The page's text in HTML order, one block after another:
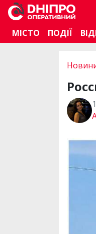
МІСТО
ПОДІЇ